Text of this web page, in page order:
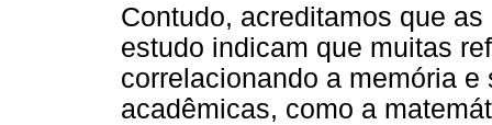
Contudo, acreditamos que
estudo indicam que muitas
correlacionando a memória
acadêmicas, como a